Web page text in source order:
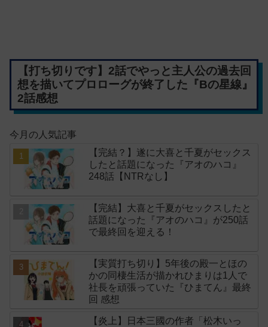
【打ち切りです】2話でやっと主人公の過去回
想を描いてプロローグが終了した『Bの星線』
2話感想
今月の人気記事
【完結？】遂に大喜と千夏がセックス
したと話題になった『アオのハコ』
248話【NTRなし】
【完結】大喜と千夏がセックスしたと
話題になった『アオのハコ』が250話
で最終回を迎える！
【実質打ち切り】5年後の殿一とほの
かの同棲生活が描かれひまりは1人で
社長を頑張っていた『ひまてん』最終
回 感想
【炎上】日本三國の作者「松木いっ